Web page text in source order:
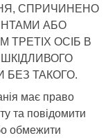
СПРИЧИНЕНО
АБО
ОСІБ В
ТАКОГО.
має право
та повідомити
обмежити